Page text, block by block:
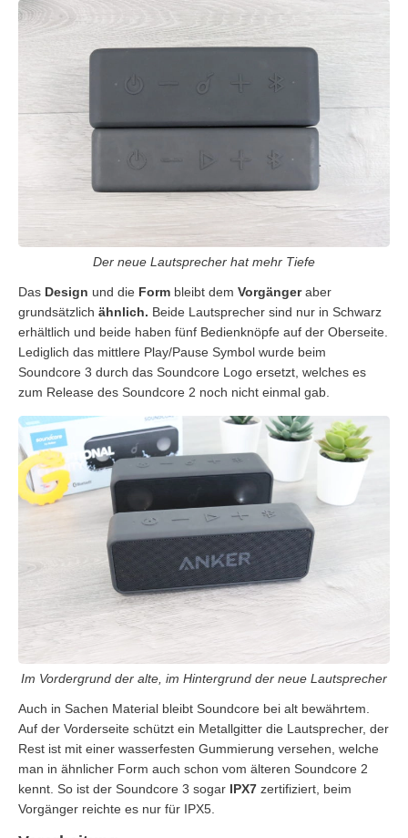
Der neue Lautsprecher hat mehr Tiefe
Das Design und die Form bleibt dem Vorgängeraber
grundsätzlich ähnlich. Beide Lautsprecher sind nur in Schwarz
erhältlich und beide haben fünf Bedienknöpfe auf der Oberseite.
Lediglich das mittlere Play/Pause Symbol wurde beim
Soundcore 3 durch das Soundcore Logo ersetzt, welches es
zum Release des Soundcore 2 noch nicht einmal gab.
Im Vordergrund der alte, im Hintergrund der neue Lautsprecher
Auch in Sachen Material bleibt Soundcore bei alt bewährtem.
Auf der Vorderseite schützt ein Metallgitter die Lautsprecher, der
Rest ist mit einer wasserfesten Gummierung versehen, welche
man in ähnlicher Form auch schon vom älteren Soundcore 2
kennt. So ist der Soundcore 3 sogar IPX7 zertifiziert, beim
Vorgänger reichte es nur für IPX5.